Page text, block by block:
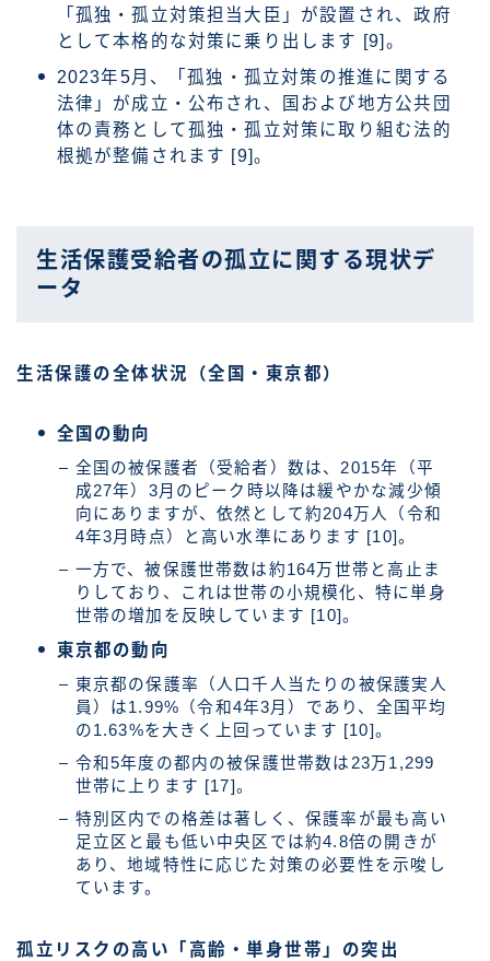
「孤独・孤立対策担当大臣」が設置され、政府
として本格的な対策に乗り出します [9]。
2023年5月、「孤独・孤立対策の推進に関する
法律」が成立・公布され、国および地方公共団
体の責務として孤独・孤立対策に取り組む法的
根拠が整備されます [9]。
生活保護受給者の孤立に関する現状デ
ータ
生活保護の全体状況（全国・東京都）
全国の動向
全国の被保護者（受給者）数は、2015年（平
成27年）3月のピーク時以降は緩やかな減少傾
向にありますが、依然として約204万人（令和
4年3月時点）と高い水準にあります [10]。
一方で、被保護世帯数は約164万世帯と高止ま
りしており、これは世帯の小規模化、特に単身
世帯の増加を反映しています [10]。
東京都の動向
東京都の保護率（人口千人当たりの被保護実人
員）は1.99%（令和4年3月）であり、全国平均
の1.63%を大きく上回っています [10]。
令和5年度の都内の被保護世帯数は23万1,299
世帯に上ります [17]。
特別区内での格差は著しく、保護率が最も高い
足立区と最も低い中央区では約4.8倍の開きが
あり、地域特性に応じた対策の必要性を示唆し
ています。
孤立リスクの高い「高齢・単身世帯」の突出